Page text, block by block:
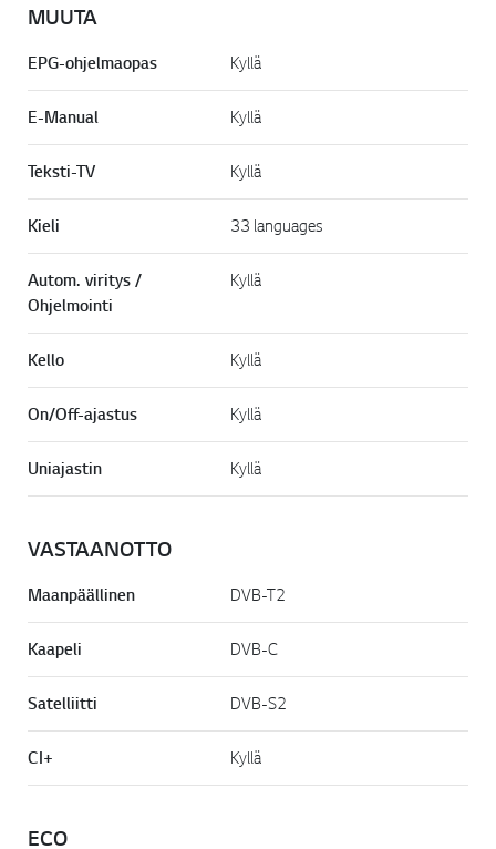
MUUTA
EPG-ohjelmaopas Kyllä
E-Manual Kyllä
Teksti-TV Kyllä
Kieli 33 languages
Autom. viritys /
Ohjelmointi
Kyllä
Kello Kyllä
On/Off-ajastus Kyllä
Uniajastin Kyllä
VASTAANOTTO
Maanpäällinen DVB-T2
Kaapeli DVB-C
Satelliitti DVB-S2
CI+ Kyllä
ECO